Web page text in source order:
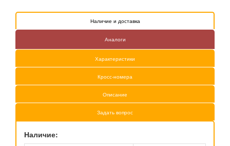
Наличие и доставка
Аналоги
Характеристики
Кросс-номера
Описание
Задать вопрос
Наличие: